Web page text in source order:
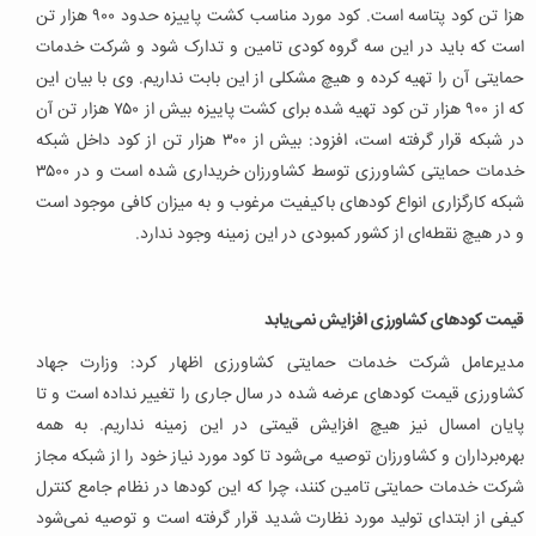
هزا تن کود پتاسه است. کود مورد مناسب کشت پاییزه حدود ۹۰۰ هزار تن
است که باید در این سه گروه کودی تامین و تدارک شود و شرکت خدمات
حمایتی آن را تهیه کرده و هیچ مشکلی از این بابت نداریم. وی با بیان این
که از ۹۰۰ هزار تن کود تهیه شده برای کشت پاییزه بیش از ۷۵۰ هزار تن آن
در شبکه قرار گرفته است، افزود: بیش از ۳۰۰ هزار تن از کود داخل شبکه
خدمات حمایتی کشاورزی توسط کشاورزان خریداری شده است و در ۳۵۰۰
شبکه کارگزاری انواع کودهای باکیفیت مرغوب و به میزان کافی موجود است
و در هیچ نقطه‌ای از کشور کمبودی در این زمینه وجود ندارد.
قیمت کودهای کشاورزی افزایش نمی‌یابد
مدیرعامل شرکت خدمات حمایتی کشاورزی اظهار کرد: وزارت جهاد
کشاورزی قیمت کودهای عرضه شده در سال جاری را تغییر نداده است و تا
پایان امسال نیز هیچ افزایش قیمتی در این زمینه نداریم. به همه
بهره‌برداران و کشاورزان توصیه می‌شود تا کود مورد نیاز خود را از شبکه مجاز
شرکت خدمات حمایتی تامین کنند، چرا که این کودها در نظام جامع کنترل
کیفی از ابتدای تولید مورد نظارت شدید قرار گرفته است و توصیه نمی‌شود